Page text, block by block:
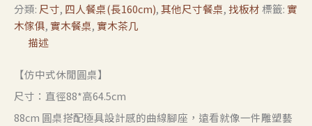
分類: 尺寸, 四人餐桌(長160cm),其他尺寸餐桌,找板材標籤:實
木傢俱,實木餐桌,實木茶几
描述
【仿中式休閒圓桌】
尺寸：直徑88*高64.5cm
88cm 圓桌搭配極具設計感的曲線腳座，遠看就像一件雕塑藝